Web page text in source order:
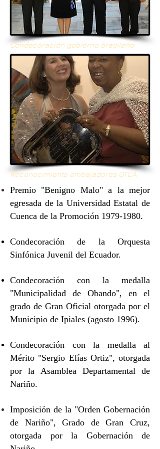
​Premio "Benigno Malo" a la mejor
egresada de la Universidad Estatal de
Cuenca de la Promoción 1979-1980.
Condecoración de la Orquesta
Sinfónica Juvenil del Ecuador.
Condecoración con la medalla
"Municipalidad de Obando", en el
grado de Gran Oficial otorgada por el
Municipio de Ipiales (agosto 1996).
Condecoración con la medalla al
Mérito "Sergio Elías Ortiz", otorgada
por la Asamblea Departamental de
Nariño.
Imposición de la "Orden Gobernación
de Nariño", Grado de Gran Cruz,
otorgada por la Gobernación de
Condecoración gobierno brasileño
Reconocimiento embajadores OTCA